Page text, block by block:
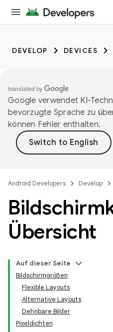
DEVELOP DEVICES
Google verwendet KI-
bevorzugte Sprache zu
können Fehler enthalten.
Android Developers Develop
Übersicht
Auf dieser Seite
Bildschirmgrößen
Flexible Layouts
Alternative Layouts
Dehnbare Bilder
Pixeldichten